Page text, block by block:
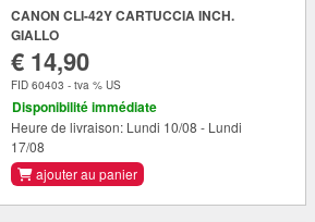
CANON CLI-42Y CARTUCCIA INCH.
GIALLO
€ 14,90
FID 60403 - tva % US
Disponibilité immédiate
Heure de livraison: Lundi 10/08 - Lundi
17/08
ajouter au panier